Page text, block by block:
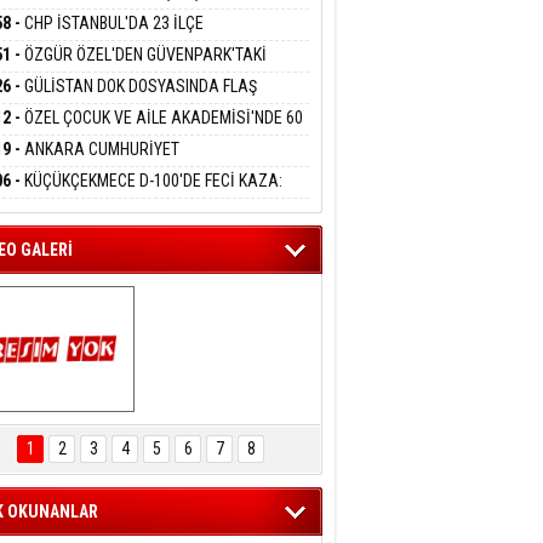
Kaynas
ÇİZGİMİZ ŞEHİT AİLELERİ
HASSASİYETİDİR''
- CHP İSTANBUL'DA 23 İLÇE
ATAMALAR GERÇEKLEŞTİ
- ÖZGÜR ÖZEL'DEN GÜVENPARK'TAKİ
DESTEK:''SONUÇ ALANA KADAR
- GÜLİSTAN DOK DOSYASINDA FLAŞ
2 DALGIÇ DELİL KARARTMA
TUTUTKLANDI
- ÖZEL ÇOCUK VE AİLE AKADEMİSİ'NDE 60
HİZMET VERİLDİ
- ANKARA CUMHURİYET
ÖZGÜR ÖZEL VE VELİ
HAKKINDA FEZLEKE
- KÜÇÜKÇEKMECE D-100'DE FECİ KAZA:
İETT OTOBÜSÜNE ÇARPTI 3 KİŞİ
KAYBETTİ
GALERİ
ENGELSİZ
FESTİVALİ
KONSERİ
MEST
1 2 3 4 5 6 7 8
OKUNANLAR